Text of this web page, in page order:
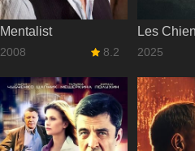
Mentalist
2008 8.2 2025